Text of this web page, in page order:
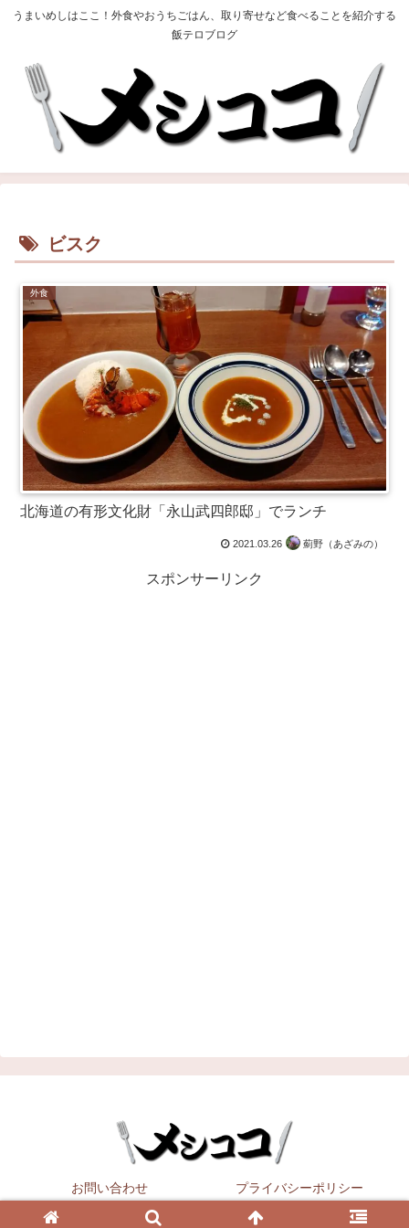
うまいめしはここ！外食やおうちごはん、取り寄せなど食べることを紹介する
飯テロブログ
ビスク
外食
北海道の有形文化財「永山武四郎邸」でランチ
2021.03.26 薊野（あざみの）
スポンサーリンク
お問い合わせ プライバシーポリシー
Copyright © 2021 All Rights Reserved.